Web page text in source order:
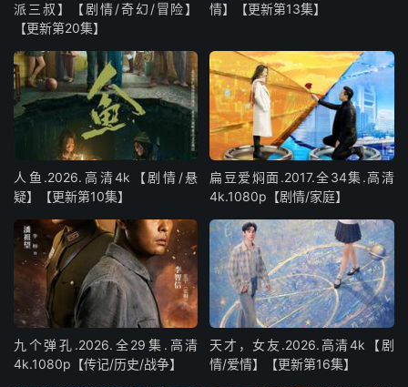
派三叔】【剧情/奇幻/冒险】
【更新第20集】
情】【更新第13集】
人鱼.2026.高清4k【剧情/悬
疑】【更新第10集】
扁豆爱焖面.2017.全34集.高清
4k.1080p【剧情/家庭】
九个弹孔.2026.全29集.高清
4k.1080p【传记/历史/战争】
天才，女友.2026.高清4k【剧
情/爱情】【更新第16集】